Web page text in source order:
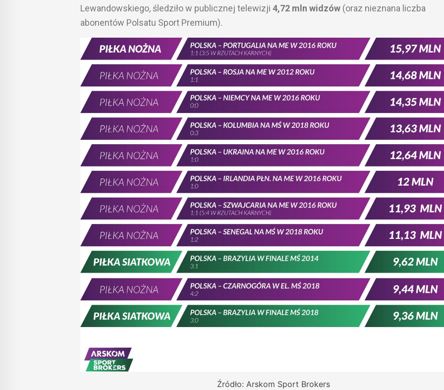
Lewandowskiego, śledziło w publicznej telewizji 4,72 mln widzów (oraz nieznana liczba
abonentów Polsatu Sport Premium).
Źródło: Arskom Sport Brokers